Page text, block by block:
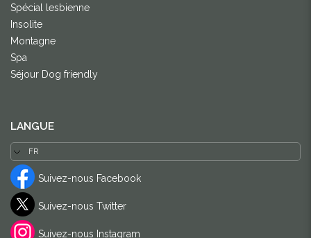
Spécial lesbienne
Insolite
Montagne
Spa
Séjour Dog friendly
LANGUE
Suivez-nous Facebook
Suivez-nous Twitter
Suivez-nous Instagram